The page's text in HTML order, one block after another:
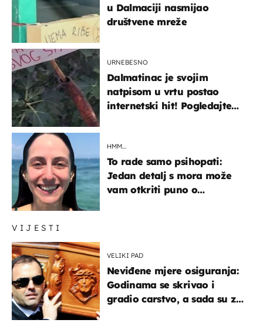
VIJESTI
VELIKI PAD
Neviđene mjere osiguranja:
Godinama se skrivao i
gradio carstvo, a sada su za
u Dalmaciji nasmijao
društvene mreže
URNEBESNO
Dalmatinac je svojim
natpisom u vrtu postao
internetski hit! Pogledajte
HMM…
To rade samo psihopati:
Jedan detalj s mora može
vam otkriti puno o